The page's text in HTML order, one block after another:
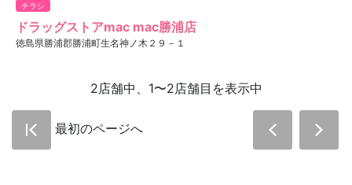
チラシ
ドラッグストアmac mac勝浦店
徳島県勝浦郡勝浦町生名神ノ木２９－１
2店舗中、1〜2店舗目を表示中
最初のページへ